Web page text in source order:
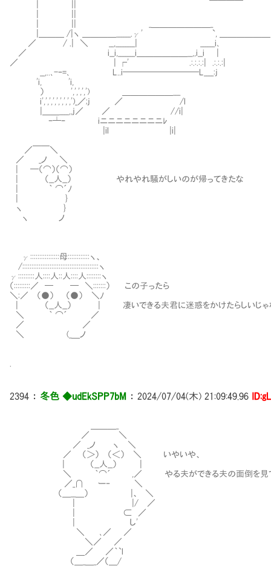
|＿＿＿ /|ヽ ＿＿＿＿______.γ' `, ＿＿＿＿＿＿
／ / .| ＼ __,________| ______i､
／ i__i,_______i＿＿＿＿＿＿__,,i__i |
／ | ┌' .:.:.:.:| .:.:.:|
__,..､-ｰ=､ L..i─────────L____:j
'i, 'i,
） ',',',',') ＿＿＿＿＿＿___
i',',',',',',',',')_／;j ／ /l
|＿＿____,,j／ ／ //i|
ｰ┷ｰ iニニニニニニニニﾚ
|il |i|
／￣￣＼
／ _ノ ＼
| ─（⌒）（⌒）
| （__人__） やれやれ騒がしいのが帰ってきたな
| ｀ ⌒´ﾉ
| }
ヽ }
ヽ ノ
γ::::::::::::::::母::::::::::::ヽ、
/::::::::::::::::::::::::::::::::::::::::::ヽ
γ:::::::::人::::人::人::::人::::::::ヽ
（:::::::::／ ─ ─ ＼:::::::） この子ったら
＼:／ （●） （●） ＼ﾉ
| （__人__） | 凄いできる夫君に迷惑をかけたらしいじゃ
＼ ｀ ⌒´ ／
／ ／
＼ (_＿ノ
2394 ： 冬色 ◆udEkSPP7bM ： 2024/07/04(木) 21:09:49.96
／ ＼
／ _ノ ヽ ＼
／ （＞） （＜） ＼ いやいや、
| （__人__） |
＼ ｀⌒´ ,／ やる夫ができる夫の面倒を見てやっ
／_∩ ー‐ ＼
（＿__＿） |、 ＼
| |/ ／
| ⊂ ／
| し'
＼ ､／ ／
＼／ ／
＿／ ／｀`l
（＿_＿_／（＿/